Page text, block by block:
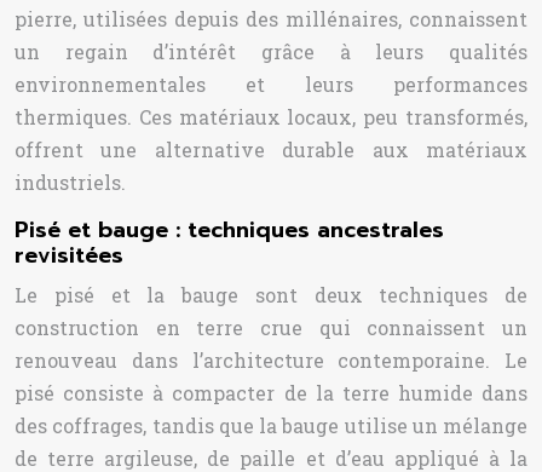
pierre, utilisées depuis des millénaires, connaissent
un regain d’intérêt grâce à leurs qualités
environnementales et leurs performances
thermiques. Ces matériaux locaux, peu transformés,
offrent une alternative durable aux matériaux
industriels.
Pisé et bauge : techniques ancestrales
revisitées
Le pisé et la bauge sont deux techniques de
construction en terre crue qui connaissent un
renouveau dans l’architecture contemporaine. Le
pisé consiste à compacter de la terre humide dans
des coffrages, tandis que la bauge utilise un mélange
de terre argileuse, de paille et d’eau appliqué à la